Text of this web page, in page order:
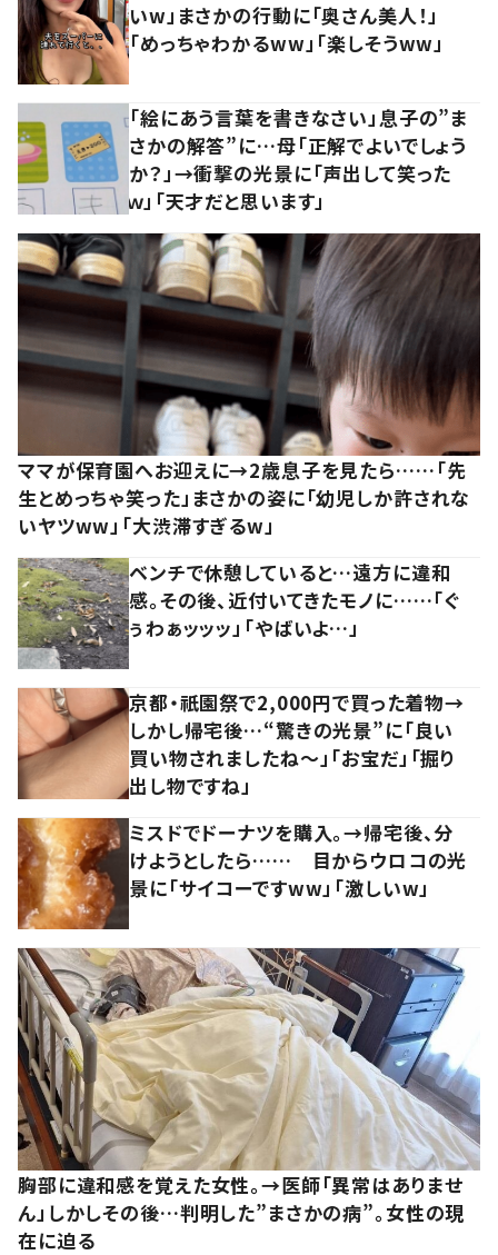
いw」まさかの行動に「奥さん美人！」
「めっちゃわかるww」「楽しそうww」
「絵にあう言葉を書きなさい」息子の”ま
さかの解答”に…母「正解でよいでしょう
か？」→衝撃の光景に「声出して笑った
ｗ」「天才だと思います」
ママが保育園へお迎えに→2歳息子を見たら……「先
生とめっちゃ笑った」まさかの姿に「幼児しか許されな
いヤツww」「大渋滞すぎるw」
ベンチで休憩していると…遠方に違和
感。その後、近付いてきたモノに……「ぐ
ぅわぁッッッ」「やばいよ…」
京都・祇園祭で2,000円で買った着物→
しかし帰宅後…“驚きの光景”に「良い
買い物されましたね～」「お宝だ」「掘り
出し物ですね」
ミスドでドーナツを購入。→帰宅後、分
けようとしたら…… 目からウロコの光
景に「サイコーですww」「激しいw」
胸部に違和感を覚えた女性。→医師「異常はありませ
ん」しかしその後…判明した”まさかの病”。女性の現
在に迫る